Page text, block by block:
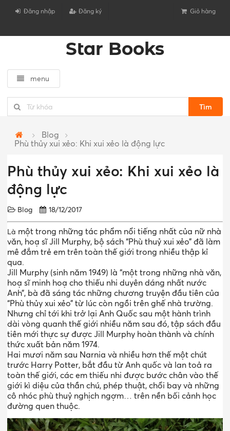
Đăng nhập Đăng ký Giỏ hàng
Star Books
menu
Tìm
Blog
Phù thủy xui xẻo: Khi xui xẻo là động lực
Phù thủy xui xẻo: Khi xui xẻo là
động lực
Blog 18/12/2017
Là một trong những tác phẩm nổi tiếng nhất của nữ nhà
văn, hoạ sĩ Jill Murphy, bộ sách “Phù thuỷ xui xẻo” đã làm
mê đắm trẻ em trên toàn thế giới trong nhiều thập kỉ
qua.
Jill Murphy (sinh năm 1949) là “một trong những nhà văn,
hoạ sĩ minh hoạ cho thiếu nhi duyên dáng nhất nước
Anh”, bà đã sáng tác những chương truyện đầu tiên của
“Phù thủy xui xẻo” từ lúc còn ngồi trên ghế nhà trường.
Nhưng chỉ tới khi trở lại Anh Quốc sau một hành trình
dài vòng quanh thế giới nhiều năm sau đó, tập sách đầu
tiên mới thực sự được Jill Murphy hoàn thành và chính
thức xuất bản năm 1974.
Hai mươi năm sau Narnia và nhiều hơn thế một chút
trước Harry Potter, bắt đầu từ Anh quốc và lan toả ra
toàn thế giới, các em thiếu nhi được bước chân vào thế
giới kì diệu của thần chú, phép thuật, chổi bay và những
cô nhóc phù thuỷ nghịch ngợm… trên nền bối cảnh học
đường quen thuộc.